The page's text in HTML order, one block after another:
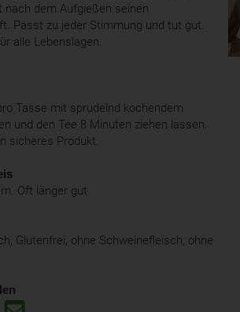
dem Aufgießen seinen
Passt zu jeder Stimmung und tut gut.
alle Lebenslagen.
Tasse mit sprudelnd kochendem
und den Tee 8 Minuten ziehen lassen.
sicheres Produkt.
Oft länger gut
Glutenfrei, ohne Schweinefleisch, ohne